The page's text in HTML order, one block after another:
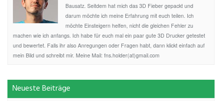
Bausatz. Seitdem hat mich das 3D Fieber gepackt und
darum möchte ich meine Erfahrung mit euch teilen. Ich
möchte Einsteigern helfen, nicht die gleichen Fehler zu
machen wie ich anfangs. Ich habe für euch mal ein paar gute 3D Drucker getestet
und bewertet. Falls ihr also Anregungen oder Fragen habt, dann klickt einfach auf
mein Bild und schreibt mir. Meine Mail: fns.holder(at)gmail.com
Neueste Beiträge